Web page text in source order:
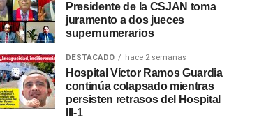
Presidente de la CSJAN toma
juramento a dos jueces
supernumerarios
DESTACADO hace 2 semanas
Hospital Víctor Ramos Guardia
continúa colapsado mientras
persisten retrasos del Hospital
III-1